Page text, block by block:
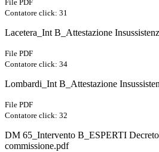
File PDF
Contatore click: 31
Lacetera_Int B_Attestazione
File PDF
Contatore click: 34
Lombardi_Int B_Attestazione
File PDF
Contatore click: 32
DM 65_Intervento B_ESPERTI
commissione.pdf